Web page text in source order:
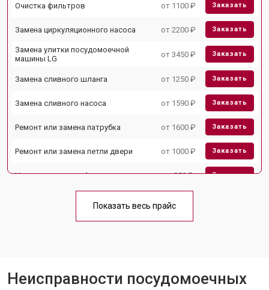
Очистка фильтров от 1100 ₽ Заказать
Замена циркуляционного насоса от 2200 ₽ Заказать
Замена улитки посудомоечной
машины LG
от 3450 ₽ Заказать
Замена сливного шланга от 1250 ₽ Заказать
Замена сливного насоса от 1590 ₽ Заказать
Ремонт или замена патрубка от 1600 ₽ Заказать
Ремонт или замена петли двери от 1000 ₽ Заказать
Чистка заливного фильтра-сеточки от 850 ₽ Заказать
Ремонт теплообменника от 2000 ₽
Ремонт механизма замка
Показать весь прайс
Неисправности посудомоечных